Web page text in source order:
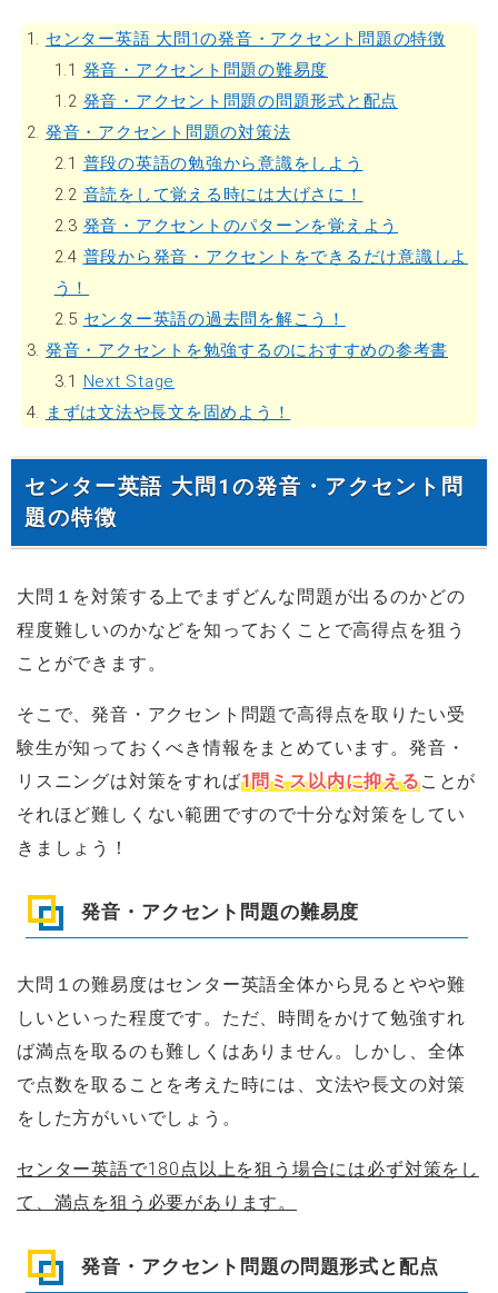
1. センター英語 大問1の発音・アクセント問題の特徴
1.1 発音・アクセント問題の難易度
1.2 発音・アクセント問題の問題形式と配点
2. 発音・アクセント問題の対策法
2.1 普段の英語の勉強から意識をしよう
2.2 音読をして覚える時には大げさに！
2.3 発音・アクセントのパターンを覚えよう
2.4 普段から発音・アクセントをできるだけ意識しよ
う！
2.5 センター英語の過去問を解こう！
3. 発音・アクセントを勉強するのにおすすめの参考書
3.1 Next Stage
4. まずは文法や長文を固めよう！
センター英語 大問1の発音・アクセント問
題の特徴
大問１を対策する上でまずどんな問題が出るのかどの
程度難しいのかなどを知っておくことで高得点を狙う
ことができます。
そこで、発音・アクセント問題で高得点を取りたい受
験生が知っておくべき情報をまとめています。発音・
リスニングは対策をすれば1問ミス以内に抑えることが
それほど難しくない範囲ですので十分な対策をしてい
きましょう！
発音・アクセント問題の難易度
大問１の難易度はセンター英語全体から見るとやや難
しいといった程度です。ただ、時間をかけて勉強すれ
ば満点を取るのも難しくはありません。しかし、全体
で点数を取ることを考えた時には、文法や長文の対策
をした方がいいでしょう。
センター英語で180点以上を狙う場合には必ず対策をし
て、満点を狙う必要があります。
発音・アクセント問題の問題形式と配点